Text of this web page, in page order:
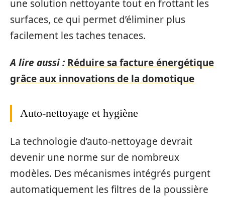
une solution nettoyante tout en frottant les
surfaces, ce qui permet d’éliminer plus
facilement les taches tenaces.
A lire aussi : Réduire sa facture énergétique
grâce aux innovations de la domotique
Auto-nettoyage et hygiène
La technologie d’auto-nettoyage devrait
devenir une norme sur de nombreux
modèles. Des mécanismes intégrés purgent
automatiquement les filtres de la poussière